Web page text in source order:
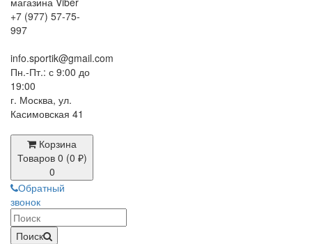
+7 (977) 57-75-
997
info.sportik@gmail.com
Пн.-Пт.: с 9:00 до
19:00
г. Москва, ул.
Касимовская 41
Корзина
Товаров 0 (0 ₽)
0
Обратный
звонок
Поиск